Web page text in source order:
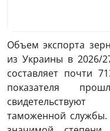
Объем экспорта
из Украины в 2026/
составляет почти
показателя
таможенной